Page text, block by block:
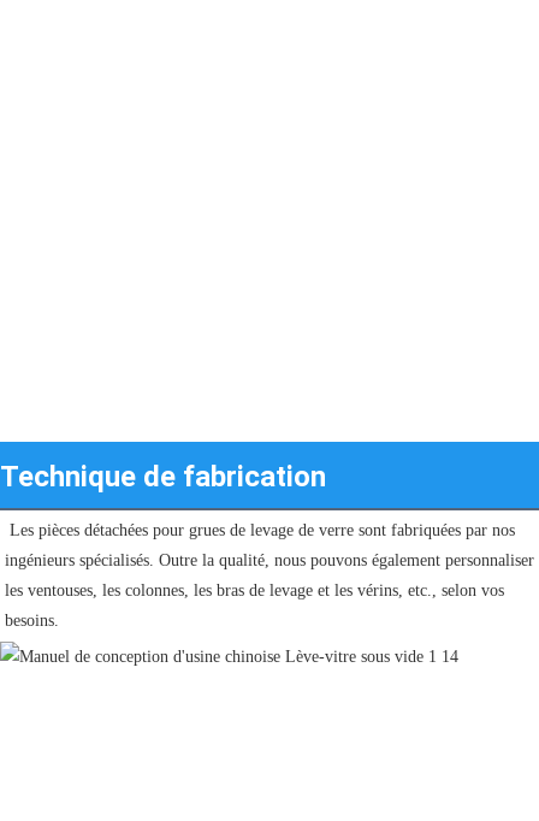
Technique de fabrication
ingénieurs spécialisés. Outre la qualité, nous pouvons également personnaliser
les ventouses, les colonnes, les bras de levage et les vérins, etc., selon vos
besoins.